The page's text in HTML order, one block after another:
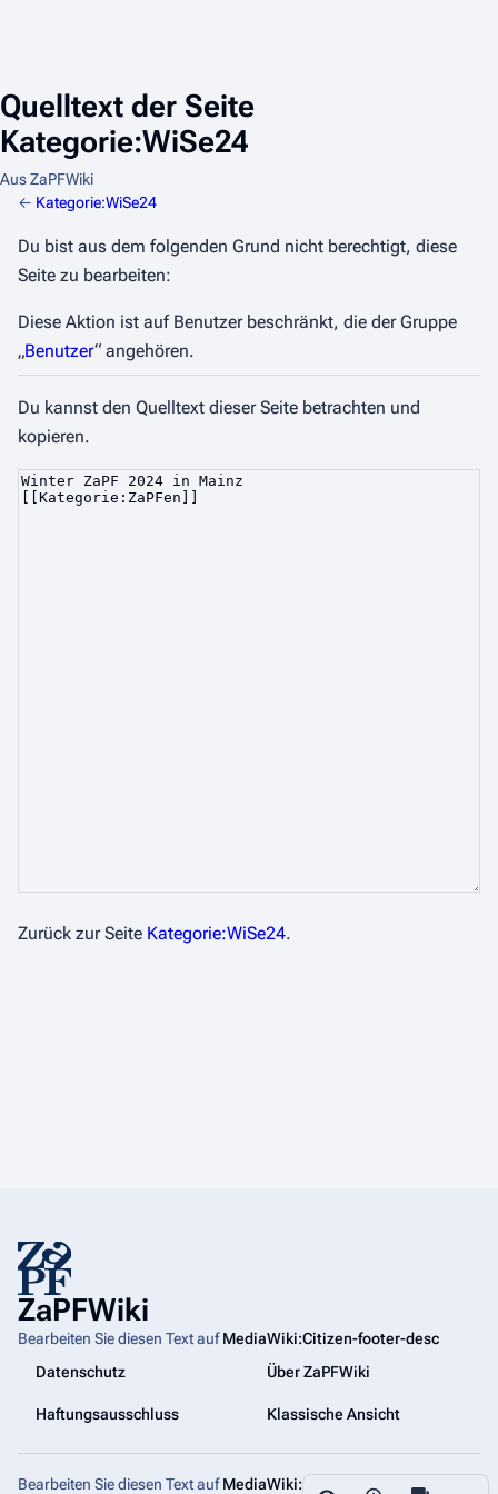
Quelltext der Seite
Kategorie:WiSe24
Aus ZaPFWiki
← Kategorie:WiSe24
Du bist aus dem folgenden Grund nicht berechtigt, diese
Seite zu bearbeiten:
Diese Aktion ist auf Benutzer beschränkt, die der Gruppe
„Benutzer“ angehören.
Du kannst den Quelltext dieser Seite betrachten und
kopieren.
Zurück zur Seite Kategorie:WiSe24.
ZaPFWiki
Bearbeiten Sie diesen Text aufMediaWiki:Citizen-footer-desc
Datenschutz
Über ZaPFWiki
Haftungsausschluss Klassische Ansicht
Bearbeiten Sie diesen Text aufMediaWiki:Citizen-footer-tagline